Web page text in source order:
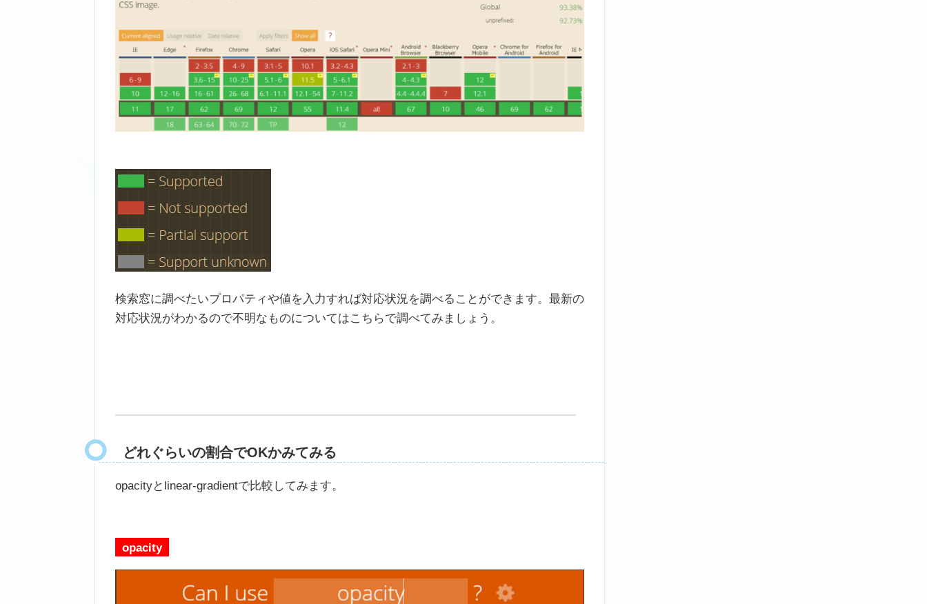
検索窓に調べたいプロパティや値を入力すれば対応状況を調べることができます。最新の
対応状況がわかるので不明なものについてはこちらで調べてみましょう。
どれぐらいの割合でOKかみてみる
opacityとlinear-gradientで比較してみます。
opacity